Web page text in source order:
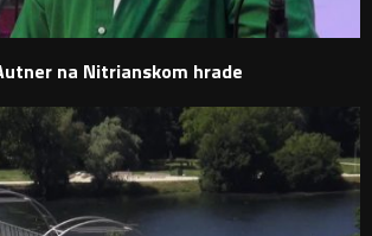
na Nitrianskom hrade